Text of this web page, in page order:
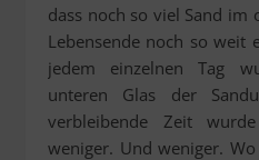
dass noch so viel Sand im
Lebensende noch so weit
jedem einzelnen Tag
unteren Glas der
verbleibende Zeit
weniger. Und weniger.